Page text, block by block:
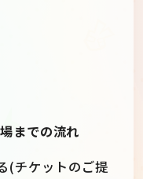
までの流れ
(チケットのご提